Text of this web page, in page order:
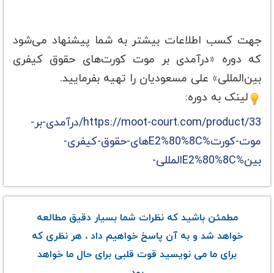
جهت کسب اطلاعات بیشتر به شما پیشنهاد می‌شود
که دوره «درآمدی بر موت کورت‌های حقوق کیفری
بین‌المللی» علی مسعودیان را تهیه بفرمایید.
لینک به دوره:
https://moot-court.com/product/33/درآمدی-بر-
موت-کورت%E2%80%8Cهای-حقوق-کیفری-
بین%E2%80%8Cالمللی-
مطمئن باشید که نظرات شما بسیار دقیق مطالعه
خواهد شد و به آن پاسخ خواهیم داد ، هر نظری که
برای ما می نویسید قوت قلبی برای حال ما خواهد